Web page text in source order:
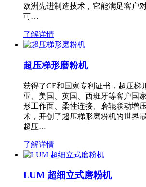
欧洲先进制造技术，它能满足客户
可…
了解详情
超压梯形磨粉机
获得了CE和国家专利证书，超压梯
亚、美国、英国、西班牙等客户国
形工作面、柔性连接、磨辊联动增
术，开创了超压梯形磨粉机的世界
超压…
了解详情
LUM 超细立式磨粉机